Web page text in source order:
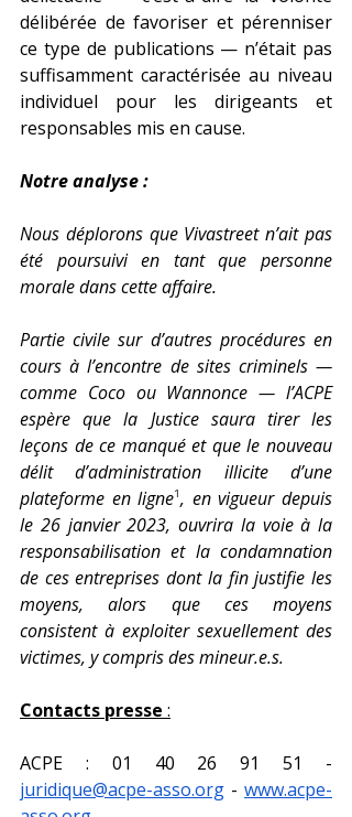
délibérée de favoriser et pérenniser
ce type de publications — n’était pas
suffisamment caractérisée au niveau
individuel pour les dirigeants et
responsables mis en cause.
Notre analyse :
Nous déplorons que Vivastreet n’ait pas
été poursuivi en tant que personne
morale dans cette affaire.
Partie civile sur d’autres procédures en
cours à l’encontre de sites criminels —
comme Coco ou Wannonce — l’ACPE
espère que la Justice saura tirer les
leçons de ce manqué et que le nouveau
délit d’administration illicite d’une
plateforme en ligne¹, en vigueur depuis
le 26 janvier 2023, ouvrira la voie à la
responsabilisation et la condamnation
de ces entreprises dont la fin justifie les
moyens, alors que ces moyens
consistent à exploiter sexuellement des
victimes, y compris des mineur.e.s.
Contacts presse :
juridique@acpe-asso.org - www.acpe-